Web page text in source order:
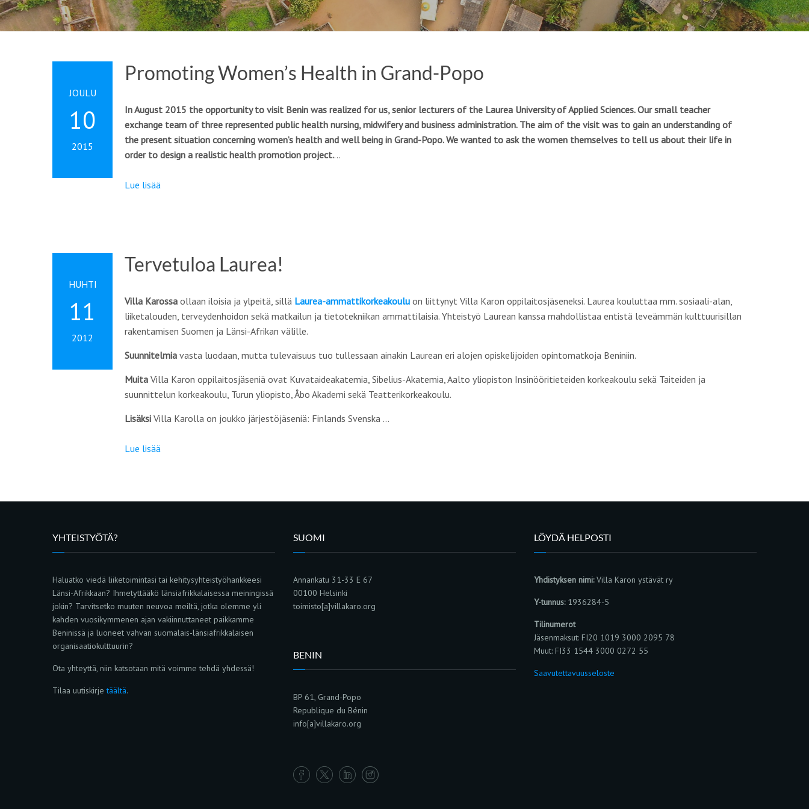
JOULU
10
2015
Promoting Women’s Health in Grand-Popo
In August 2015 the opportunity to visit Benin was realized for us, senior lecturers of the Laurea University of Applied Sciences. Our small teacher
exchange team of three represented public health nursing, midwifery and business administration. The aim of the visit was to gain an understanding of
the present situation concerning women’s health and well being in Grand-Popo. We wanted to ask the women themselves to tell us about their life in
order to design a realistic health promotion project.…
Lue lisää
HUHTI
11
2012
Tervetuloa Laurea!
Villa Karossa ollaan iloisia ja ylpeitä, sillä Laurea-ammattikorkeakoulu on liittynyt Villa Karon oppilaitosjäseneksi. Laurea kouluttaa mm. sosiaali-alan,
liiketalouden, terveydenhoidon sekä matkailun ja tietotekniikan ammattilaisia. Yhteistyö Laurean kanssa mahdollistaa entistä leveämmän kulttuurisillan
rakentamisen Suomen ja Länsi-Afrikan välille.
Suunnitelmia vasta luodaan, mutta tulevaisuus tuo tullessaan ainakin Laurean eri alojen opiskelijoiden opintomatkoja Beniniin.
Muita Villa Karon oppilaitosjäseniä ovat Kuvataideakatemia, Sibelius-Akatemia, Aalto yliopiston Insinööritieteiden korkeakoulu sekä Taiteiden ja
suunnittelun korkeakoulu, Turun yliopisto, Åbo Akademi sekä Teatterikorkeakoulu.
Lisäksi Villa Karolla on joukko järjestöjäseniä: Finlands Svenska …
Lue lisää
YHTEISTYÖTÄ?
Haluatko viedä liiketoimintasi tai kehitysyhteistyöhankkeesi
Länsi-Afrikkaan? Ihmetyttääkö länsiafrikkalaisessa meiningissä
jokin? Tarvitsetko muuten neuvoa meiltä, jotka olemme yli
kahden vuosikymmenen ajan vakiinnuttaneet paikkamme
Beninissä ja luoneet vahvan suomalais-länsiafrikkalaisen
organisaatiokulttuurin?
Ota yhteyttä, niin katsotaan mitä voimme tehdä yhdessä!
Tilaa uutiskirjetäältä.
SUOMI
Annankatu 31-33 E 67
00100 Helsinki
toimisto[a]villakaro.org
BENIN
BP 61, Grand-Popo
Republique du Bénin
info[a]villakaro.org
LÖYDÄ HELPOSTI
Yhdistyksen nimi:Villa Karon ystävät ry
Y-tunnus:1936284-5
Tilinumerot
Jäsenmaksut: FI20 1019 3000 2095 78
Muut: FI33 1544 3000 0272 55
Saavutettavuusseloste